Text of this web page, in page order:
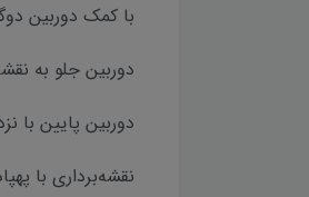
با کمک دوربین
دوربین جلو به
دوربین پایین با
نقشه‌برداری با